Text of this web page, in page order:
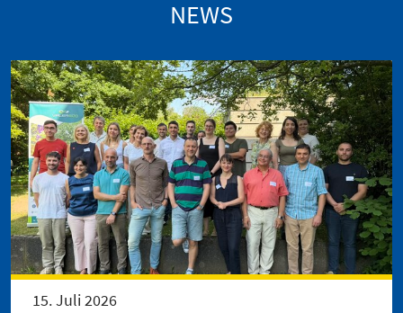
NEWS
15. Juli 2026